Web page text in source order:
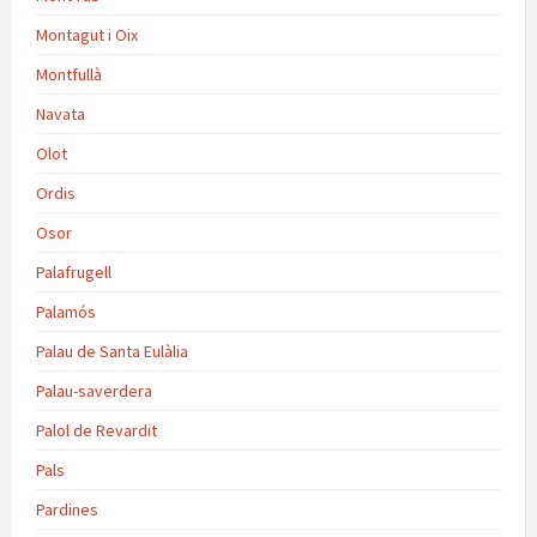
Montagut i Oix
Montfullà
Navata
Olot
Ordis
Osor
Palafrugell
Palamós
Palau de Santa Eulàlia
Palau-saverdera
Palol de Revardit
Pals
Pardines